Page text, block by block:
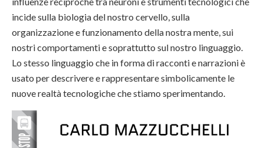
incide sulla biologia del nostro cervello, sulla
organizzazione e funzionamento della nostra mente, sui
nostri comportamenti e soprattutto sul nostro linguaggio.
Lo stesso linguaggio che in forma di racconti e narrazioni è
usato per descrivere e rappresentare simbolicamente le
nuove realtà tecnologiche che stiamo sperimentando.